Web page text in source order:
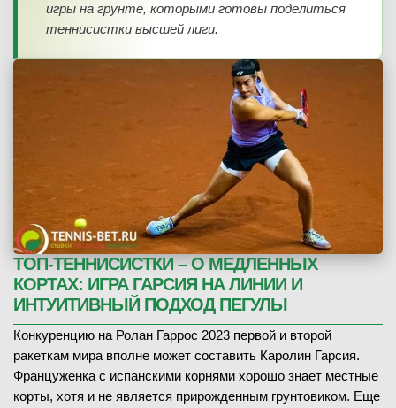
игры на грунте, которыми готовы поделиться
теннисистки высшей лиги.
ТОП-ТЕННИСИСТКИ – О МЕДЛЕННЫХ
КОРТАХ: ИГРА ГАРСИЯ НА ЛИНИИ И
ИНТУИТИВНЫЙ ПОДХОД ПЕГУЛЫ
Конкуренцию на Ролан Гаррос 2023 первой и второй
ракеткам мира вполне может составить Каролин Гарсия.
Француженка с испанскими корнями хорошо знает местные
корты, хотя и не является прирожденным грунтовиком. Еще